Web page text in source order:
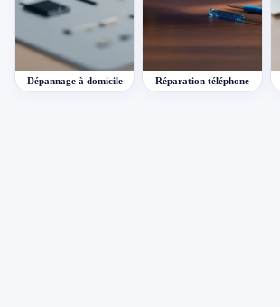
Dépannage à domicile Réparation téléphone